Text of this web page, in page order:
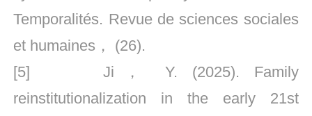
Temporalités. Revue de sciences sociales
et humaines， (26).
[5] Ji， Y. (2025). Family
reinstitutionalization in the early 21st